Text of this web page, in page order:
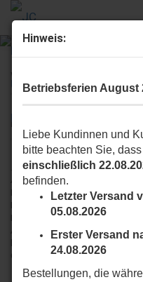
Hinweis:
Betriebsferien August
Liebe Kundinnen und
bitte beachten Sie,
einschließlich
befinden.
Letzter Versand
05.08.2026
Erster Versand
24.08.2026
Bestellungen, die
Willkommen
...Legen Sie wert auf modische
Abwechslung zur Farbe
Frauen Motorrad-Bekleidung?
Bekleidung in Übergrößen zu
Dann sind Sie bei uns genau
Auswahl an Motorrad-
klassisch schwarz, xxl oder xs,
GERMAS ist sicher auch für Sie